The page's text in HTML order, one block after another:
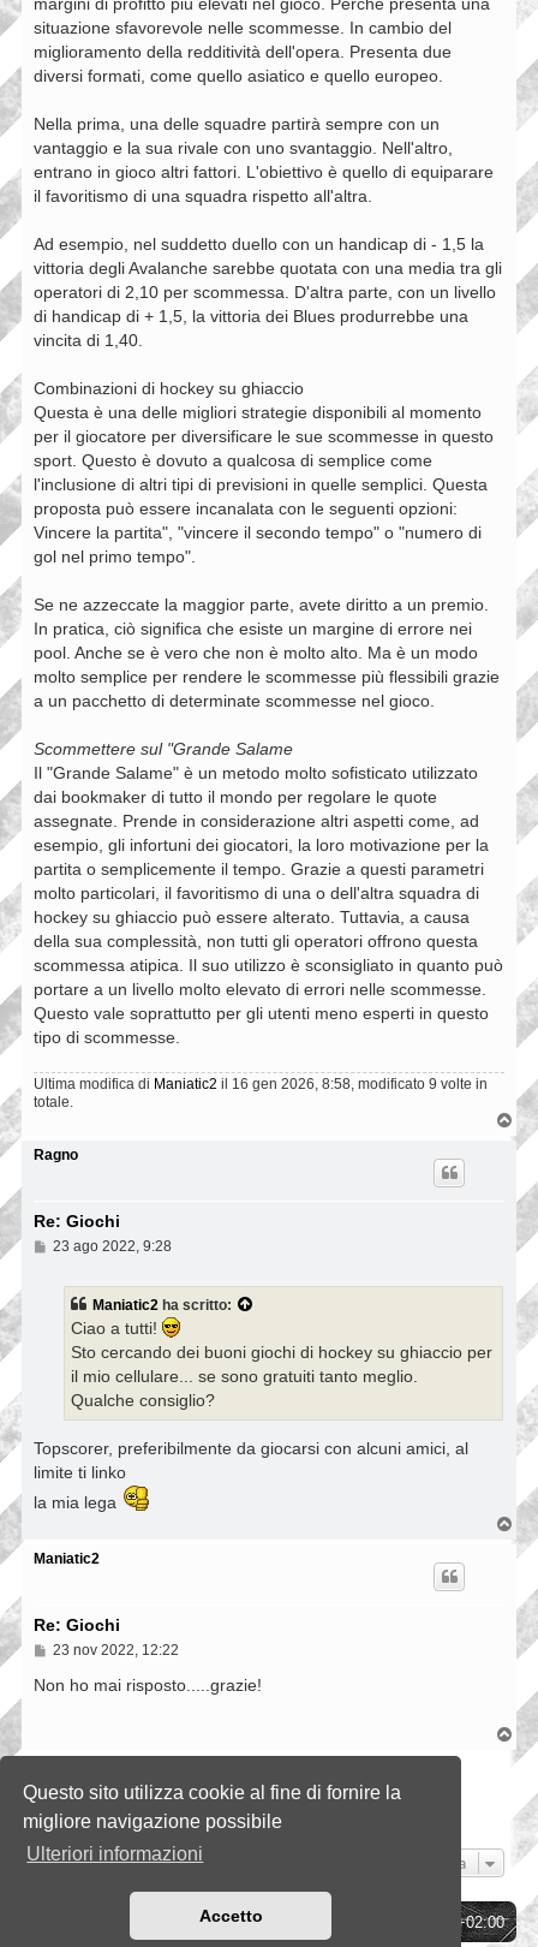
Questo sito utilizza cookie al fine di fornire la
migliore navigazione possibile
Ulteriori informazioni
Accetto
situazione sfavorevole nelle scommesse. In cambio del
miglioramento della redditività dell'opera. Presenta due
diversi formati, come quello asiatico e quello europeo.
Nella prima, una delle squadre partirà sempre con un
vantaggio e la sua rivale con uno svantaggio. Nell'altro,
entrano in gioco altri fattori. L'obiettivo è quello di equiparare
il favoritismo di una squadra rispetto all'altra.
Ad esempio, nel suddetto duello con un handicap di - 1,5 la
vittoria degli Avalanche sarebbe quotata con una media tra gli
operatori di 2,10 per scommessa. D'altra parte, con un livello
di handicap di + 1,5, la vittoria dei Blues produrrebbe una
vincita di 1,40.
Combinazioni di hockey su ghiaccio
Questa è una delle migliori strategie disponibili al momento
per il giocatore per diversificare le sue scommesse in questo
sport. Questo è dovuto a qualcosa di semplice come
l'inclusione di altri tipi di previsioni in quelle semplici. Questa
proposta può essere incanalata con le seguenti opzioni:
Vincere la partita", "vincere il secondo tempo" o "numero di
gol nel primo tempo".
Se ne azzeccate la maggior parte, avete diritto a un premio.
In pratica, ciò significa che esiste un margine di errore nei
pool. Anche se è vero che non è molto alto. Ma è un modo
molto semplice per rendere le scommesse più flessibili grazie
a un pacchetto di determinate scommesse nel gioco.
Scommettere sul "Grande Salame
Il "Grande Salame" è un metodo molto sofisticato utilizzato
dai bookmaker di tutto il mondo per regolare le quote
assegnate. Prende in considerazione altri aspetti come, ad
esempio, gli infortuni dei giocatori, la loro motivazione per la
partita o semplicemente il tempo. Grazie a questi parametri
molto particolari, il favoritismo di una o dell'altra squadra di
hockey su ghiaccio può essere alterato. Tuttavia, a causa
della sua complessità, non tutti gli operatori offrono questa
scommessa atipica. Il suo utilizzo è sconsigliato in quanto può
portare a un livello molto elevato di errori nelle scommesse.
Questo vale soprattutto per gli utenti meno esperti in questo
tipo di scommesse.
Ultima modifica di Maniatic2 il 16 gen 2026, 8:58, modificato 9 volte in
totale.
T
o
p
Ragno
Re: Giochi
M
23 ago 2022, 9:28
Maniatic2 ha scritto:
Ciao a tutti!
Sto cercando dei buoni giochi di hockey su ghiaccio per
il mio cellulare... se sono gratuiti tanto meglio.
Qualche consiglio?
Topscorer, preferibilmente da giocarsi con alcuni amici, al
limite ti linko
la mia lega
o
p
Maniatic2
Re: Giochi
M
s
23 nov 2022, 12:22
Non ho mai risposto.....grazie!
T
o
p
Rispondi
Vai a
UTC+02:00